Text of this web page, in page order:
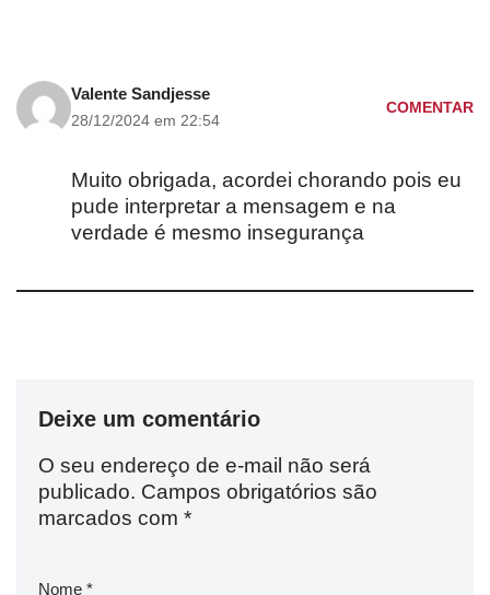
Valente Sandjesse
28/12/2024 em 22:54
COMENTAR
Muito obrigada, acordei chorando pois eu
pude interpretar a mensagem e na
verdade é mesmo insegurança
Deixe um comentário
O seu endereço de e-mail não será
publicado. Campos obrigatórios são
marcados com *
Nome *